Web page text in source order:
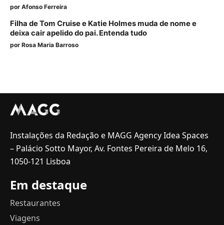
por Afonso Ferreira
Filha de Tom Cruise e Katie Holmes muda de nome e
deixa cair apelido do pai. Entenda tudo
por Rosa Maria Barroso
Instalações da Redação e MAGG Agency Idea Spaces
– Palácio Sotto Mayor, Av. Fontes Pereira de Melo 16,
1050-121 Lisboa
Em destaque
Restaurantes
Viagens